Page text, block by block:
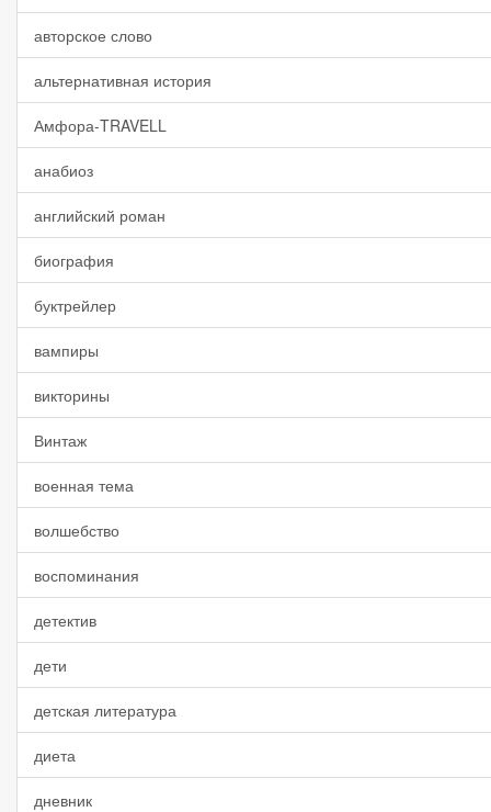
авторское слово
альтернативная история
Амфора-TRAVELL
анабиоз
английский роман
биография
буктрейлер
вампиры
викторины
Винтаж
военная тема
волшебство
воспоминания
детектив
дети
детская литература
диета
дневник